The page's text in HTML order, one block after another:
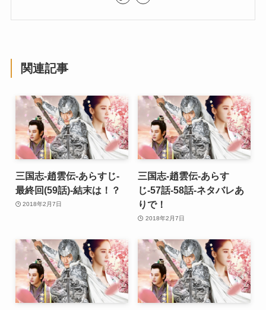
関連記事
三国志-趙雲伝-あらすじ-
最終回(59話)-結末は！？
2018年2月7日
三国志-趙雲伝-あらす
じ-57話-58話-ネタバレあ
りで！
2018年2月7日